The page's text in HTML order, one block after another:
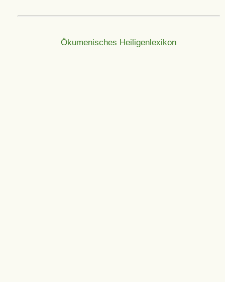
Ökumenisches Heiligenlexikon